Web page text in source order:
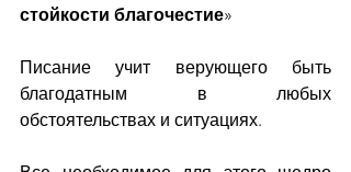
стойкости благочестие»
Писание учит верующего быть
благодатным в любых
обстоятельствах и ситуациях.